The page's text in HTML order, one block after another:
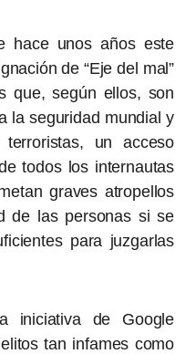
hace unos años este
de “Eje del mal”
que, según ellos, son
la seguridad mundial y
un acceso
todos los internautas
graves atropellos
de las personas si se
para juzgarlas
iniciativa de Google
tan infames como